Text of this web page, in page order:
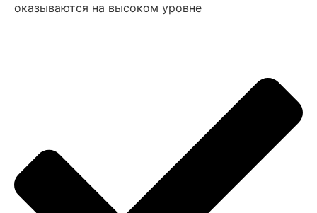
оказываются на высоком уровне